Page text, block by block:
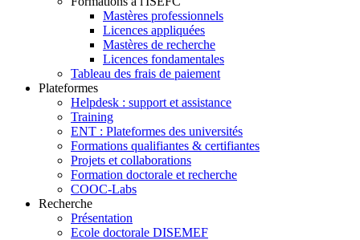
Mastères professionnels
Licences appliquées
Mastères de recherche
Licences fondamentales
Tableau des frais de paiement
Plateformes
Helpdesk : support et assistance
Training
ENT : Plateformes des universités
Formations qualifiantes & certifiantes
Projets et collaborations
Formation doctorale et recherche
COOC-Labs
Recherche
Présentation
Ecole doctorale DISEMEF